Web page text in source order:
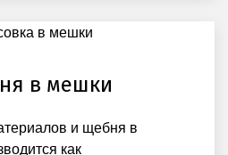
в мешки
и щебня в
как